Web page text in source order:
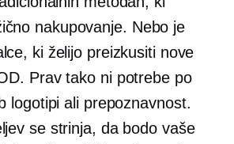
nakupovanje. Nebo je
ki želijo preizkusiti nove
Prav tako ni potrebe po
logotipi ali prepoznavnost.
se strinja, da bodo vaše